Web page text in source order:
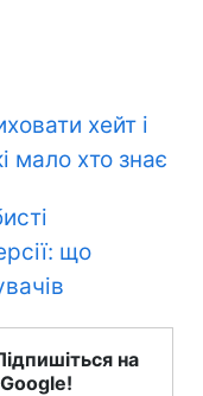
хейт і
мало хто знає
що
на